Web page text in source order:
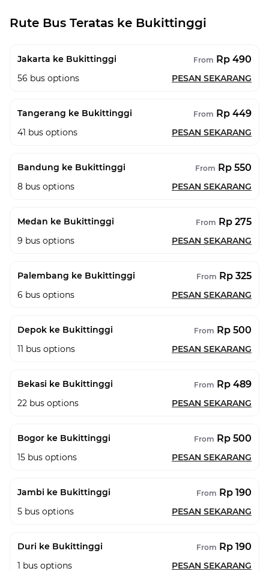
Rute Bus Teratas ke Bukittinggi
Jakarta ke Bukittinggi From Rp 490
56 bus options PESAN SEKARANG
Tangerang ke Bukittinggi From Rp 449
41 bus options PESAN SEKARANG
Bandung ke Bukittinggi From Rp 550
8 bus options PESAN SEKARANG
Medan ke Bukittinggi From Rp 275
9 bus options PESAN SEKARANG
Palembang ke Bukittinggi From Rp 325
6 bus options PESAN SEKARANG
Depok ke Bukittinggi From Rp 500
11 bus options PESAN SEKARANG
Bekasi ke Bukittinggi From Rp 489
22 bus options PESAN SEKARANG
Bogor ke Bukittinggi From Rp 500
15 bus options PESAN SEKARANG
Jambi ke Bukittinggi From Rp 190
5 bus options PESAN SEKARANG
Duri ke Bukittinggi From Rp 190
1 bus options PESAN SEKARANG